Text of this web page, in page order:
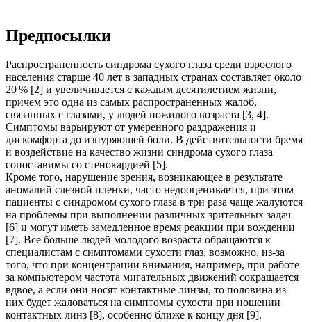
Предпосылки
Распространенность синдрома сухого глаза среди взрослого
населения старше 40 лет в западных странах составляет около
20 % [2] и увеличивается с каждым десятилетием жизни,
причем это одна из самых распространенных жалоб,
связанных с глазами, у людей пожилого возраста [3, 4].
Симптомы варьируют от умеренного раздражения и
дискомфорта до изнуряющей боли. В действительности бремя
и воздействие на качество жизни синдрома сухого глаза
сопоставимы со стенокардией [5].
Кроме того, нарушение зрения, возникающее в результате
аномалий слезной пленки, часто недооценивается, при этом
пациенты с синдромом сухого глаза в три раза чаще жалуются
на проблемы при выполнении различных зрительных задач
[6] и могут иметь замедленное время реакции при вождении
[7]. Все больше людей молодого возраста обращаются к
специалистам с симптомами сухости глаз, возможно, из-за
того, что при концентрации внимания, например, при работе
за компьютером частота мигательных движений сокращается
вдвое, а если они носят контактные линзы, то половина из
них будет жаловаться на симптомы сухости при ношении
контактных линз [8], особенно ближе к концу дня [9].